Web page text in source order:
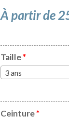
À partir de
Taille*
3 ans
Ceinture*